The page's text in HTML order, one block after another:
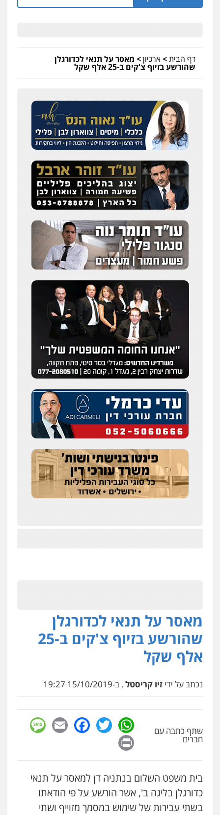
דף הבית>ארכיון> מאסר על תנאי לכדורגלן
שהורשע בזיוף צ'קים ב-25 אלף שקל
מאסר על תנאי לכדורגלן
שהורשע בזיוף צ'קים ב-25
אלף שקל
נכתב על ידי זיו קריסטל , ב-15/10/2019 19:27
שתף כתבה עם
חברים
WhatsApp
Twitter
Facebook
Email
בית משפט השלום בנתניה דן למאסר על תנאי
כדורגלן בליגה ב', אשר הורשע על פי הודאתו
בשתי עבירות של שימוש במסמך מזוייף ושתי